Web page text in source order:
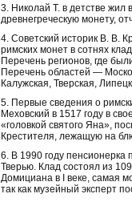
3. Николай Т. в детстве
древнегреческую монету,
4. Советский историк В. В.
римских монет в сотнях
Перечень регионов, где
Перечень областей —
Калужская, Тверская,
5. Первые сведения о
Меховский в 1517 году в
«головкой святого Яна»,
Крестителя, лежащую на
6. В 1990 году пенсионерка
Тверью. Клад состоял из
Домициана в I веке, самая
так как музейный эксперт